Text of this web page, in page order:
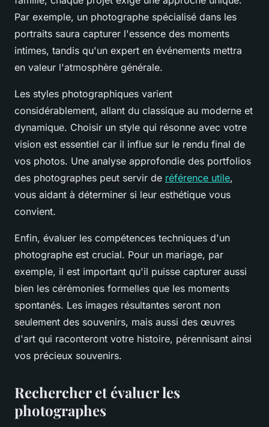
Par exemple, un photographe spécialisé dans les
portraits saura capturer l'essence des moments
intimes, tandis qu'un expert en événements mettra
en valeur l'atmosphère générale.
Les styles photographiques varient
considérablement, allant du classique au moderne et
dynamique. Choisir un style qui résonne avec votre
vision est essentiel car il influe sur le rendu final de
vos photos. Une analyse approfondie des portfolios
des photographes peut servir de référence utile,
vous aidant à déterminer si leur esthétique vous
convient.
Enfin, évaluer les compétences techniques d'un
photographe est crucial. Pour un mariage, par
exemple, il est important qu'il puisse capturer aussi
bien les cérémonies formelles que les moments
spontanés. Les images résultantes seront non
seulement des souvenirs, mais aussi des œuvres
d'art qui raconteront votre histoire, pérennisant ainsi
vos précieux souvenirs.
Rechercher et évaluer les
photographes